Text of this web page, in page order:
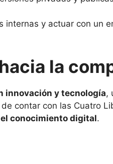
y actuar con un
la
innovación y tecnología,
contar con las Cuatro
conocimiento digital.